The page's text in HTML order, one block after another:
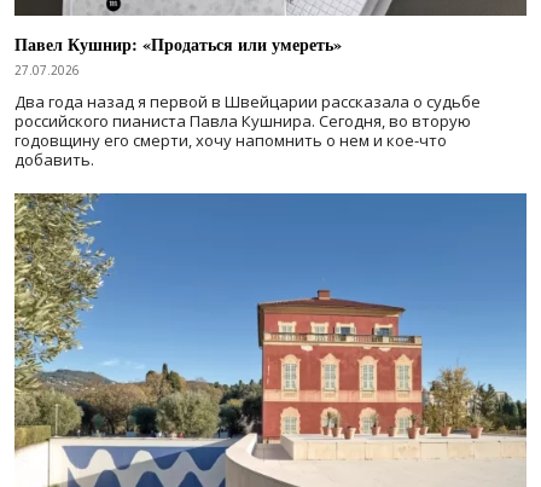
Павел Кушнир: «Продаться или умереть»
27.07.2026
Два года назад я первой в Швейцарии рассказала о судьбе
российского пианиста Павла Кушнира. Сегодня, во вторую
годовщину его смерти, хочу напомнить о нем и кое-что
добавить.